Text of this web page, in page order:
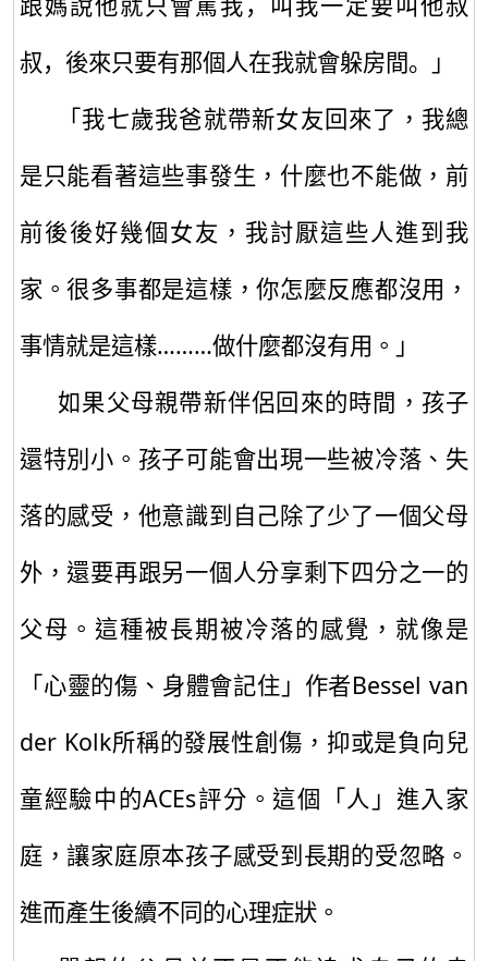
叔，後來只要有那個人在我就會躲房間。」
「我七歲我爸就帶新女友回來了，我總
是只能看著這些事發生，什麼也不能做，前
前後後好幾個女友 ，我討厭這些人進到我
家 。很多事都是這樣，你怎麼反應都沒用，
事情就是這樣………做什麼都沒有用。」
如果父母親帶新伴侶回來的時間，孩子
還特別小 。孩子可能會出現一些被冷落、 失
落的感受，他意識到自己除了少了一個父母
外，還要再跟另一個人分享剩下四分之一的
父母。這種被長期被冷落的感覺，就像是
「心靈的傷、身體會記住」作者Bessel van
der Kolk所稱的發展性創傷，抑或是負向兒
童經驗中的ACEs評分。這個「人」進入家
庭，讓家庭原本孩子感受到長期的受忽略。
進而產生後續不同的心理症狀。